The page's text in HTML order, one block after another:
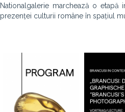
Nationalgalerie marchează o etapă
prezenței culturii române în spațiul